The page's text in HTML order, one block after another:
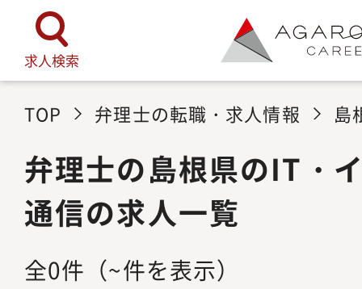
求人検索
TOP 弁理士の転職・求人情報 島
弁理士の島根県のIT・
通信の求人一覧
全0件 （~件を表示）